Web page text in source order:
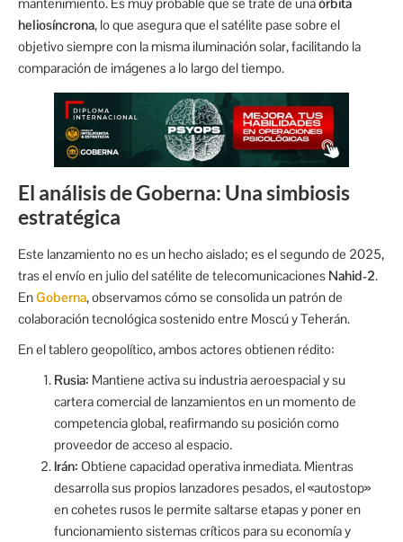
heliosíncrona, lo que asegura que el satélite pase sobre el
objetivo siempre con la misma iluminación solar, facilitando la
comparación de imágenes a lo largo del tiempo.
El análisis de Goberna: Una simbiosis
estratégica
Este lanzamiento no es un hecho aislado; es el segundo de 2025,
tras el envío en julio del satélite de telecomunicaciones Nahid-2.
EnGoberna, observamos cómo se consolida un patrón de
colaboración tecnológica sostenido entre Moscú y Teherán.
En el tablero geopolítico, ambos actores obtienen rédito:
Rusia: Mantiene activa su industria aeroespacial y su
cartera comercial de lanzamientos en un momento de
competencia global, reafirmando su posición como
proveedor de acceso al espacio.
Irán: Obtiene capacidad operativa inmediata. Mientras
desarrolla sus propios lanzadores pesados, el «autostop»
en cohetes rusos le permite saltarse etapas y poner en
funcionamiento sistemas críticos para su economía y